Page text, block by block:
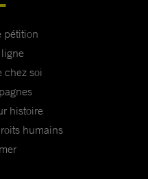
pétition
chez soi
histoire
humains